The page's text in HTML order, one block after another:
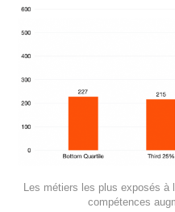
Les métiers les plus exposés à
compétences